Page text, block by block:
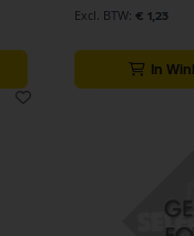
€ 1,23
In